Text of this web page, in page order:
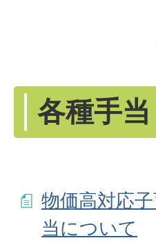
各種手
物価高対応
当について